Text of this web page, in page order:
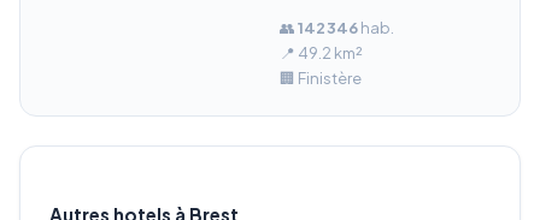
👥142 346hab.
📍 49.2 km²
🏢 Finistère
Autres hotels à Brest